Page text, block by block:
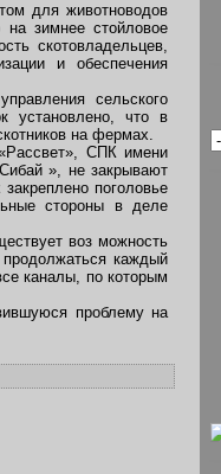
для животноводов
зимнее стойловое
скотовладельцев,
и обеспечения
сельского
установлено, что в
на фермах.
СПК имени
», не закрывают
поголовье
стороны в деле
воз можность
каждый
каналы, по которым
проблему на